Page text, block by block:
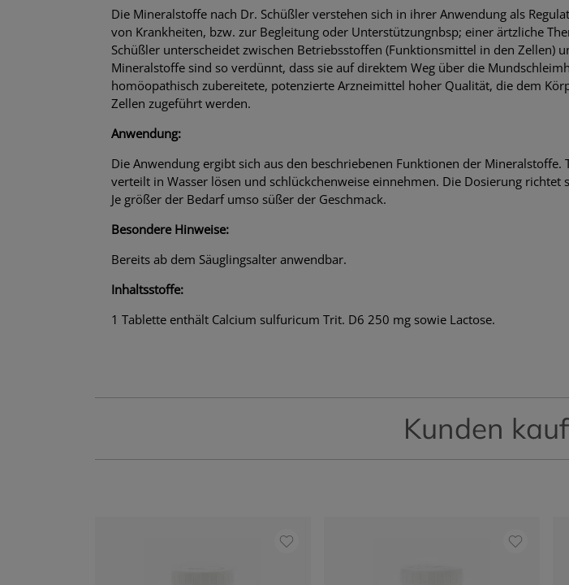
Die Mineralstoffe nach Dr. Schüßler verstehen sich in ihrer Anwendung als
von Krankheiten, bzw. zur Begleitung oder Unterstützungnbsp; einer ärtzliche
Schüßler unterscheidet zwischen Betriebsstoffen (Funktionsmittel in den Zellen)
Mineralstoffe sind so verdünnt, dass sie auf direktem Weg über die
homöopathisch zubereitete, potenzierte Arzneimittel hoher Qualität, die dem
Zellen zugeführt werden.
Anwendung:
Die Anwendung ergibt sich aus den beschriebenen Funktionen der
verteilt in Wasser lösen und schlückchenweise einnehmen. Die Dosierung richtet
Je größer der Bedarf umso süßer der Geschmack.
Besondere Hinweise:
Bereits ab dem Säuglingsalter anwendbar.
Inhaltsstoffe:
1 Tablette enthält Calcium sulfuricum Trit. D6 250 mg sowie Lactose.
Kunden